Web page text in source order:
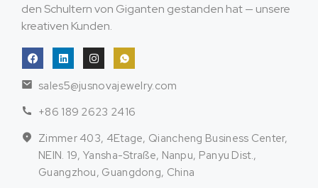
den Schultern von Giganten gestanden hat — unsere
kreativen Kunden.
sales5@jusnovajewelry.com
+86 189 2623 2416
Zimmer 403, 4Etage, Qiancheng Business Center,
NEIN. 19, Yansha-Straße, Nanpu, Panyu Dist.,
Guangzhou, Guangdong, China